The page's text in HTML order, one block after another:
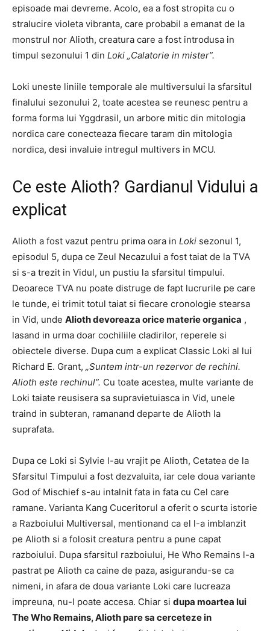
episoade mai devreme. Acolo, ea a fost stropita cu o
stralucire violeta vibranta, care probabil a emanat de la
monstrul nor Alioth, creatura care a fost introdusa in
timpul sezonului 1 din Loki „Calatorie in mister”.
Loki uneste liniile temporale ale multiversului la sfarsitul
finalului sezonului 2, toate acestea se reunesc pentru a
forma forma lui Yggdrasil, un arbore mitic din mitologia
nordica care conecteaza fiecare taram din mitologia
nordica, desi invaluie intregul multivers in MCU.
Ce este Alioth? Gardianul Vidului a
explicat
Alioth a fost vazut pentru prima oara in Loki sezonul 1,
episodul 5, dupa ce Zeul Necazului a fost taiat de la TVA
si s-a trezit in Vidul, un pustiu la sfarsitul timpului.
Deoarece TVA nu poate distruge de fapt lucrurile pe care
le tunde, ei trimit totul taiat si fiecare cronologie stearsa
in Vid, unde Alioth devoreaza orice materie organica ,
lasand in urma doar cochiliile cladirilor, reperele si
obiectele diverse. Dupa cum a explicat Classic Loki al lui
Richard E. Grant, „Suntem intr-un rezervor de rechini.
Alioth este rechinul”. Cu toate acestea, multe variante de
Loki taiate reusisera sa supravietuiasca in Vid, unele
traind in subteran, ramanand departe de Alioth la
suprafata.
Dupa ce Loki si Sylvie l-au vrajit pe Alioth, Cetatea de la
Sfarsitul Timpului a fost dezvaluita, iar cele doua variante
God of Mischief s-au intalnit fata in fata cu Cel care
ramane. Varianta Kang Cuceritorul a oferit o scurta istorie
a Razboiului Multiversal, mentionand ca el l-a imblanzit
pe Alioth si a folosit creatura pentru a pune capat
razboiului. Dupa sfarsitul razboiului, He Who Remains l-a
pastrat pe Alioth ca caine de paza, asigurandu-se ca
nimeni, in afara de doua variante Loki care lucreaza
impreuna, nu-l poate accesa. Chiar si dupa moartea lui
The Who Remains, Alioth pare sa cerceteze in